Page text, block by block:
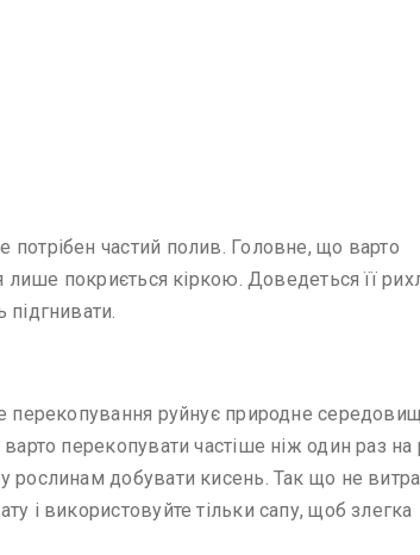
частий полив. Головне, що варто
лише покриється кіркою. Доведеться її
перекопування руйнує природне
перекопувати частіше ніж один раз на
рослинам добувати кисень. Так що не
і використовуйте тільки сапу, щоб злегка